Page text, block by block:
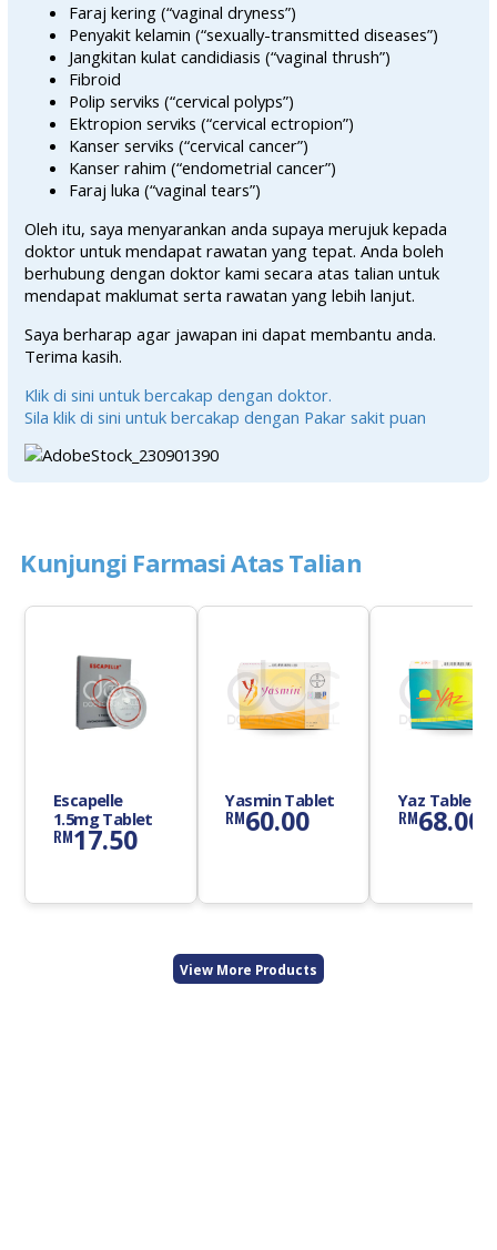
Faraj kering (“vaginal dryness”)
Penyakit kelamin (“sexually-transmitted diseases”)
Jangkitan kulat candidiasis (“vaginal thrush”)
Fibroid
Polip serviks (“cervical polyps”)
Ektropion serviks (“cervical ectropion”)
Kanser serviks (“cervical cancer”)
Kanser rahim (“endometrial cancer”)
Faraj luka (“vaginal tears”)
Oleh itu, saya menyarankan anda supaya merujuk kepada
doktor untuk mendapat rawatan yang tepat. Anda boleh
berhubung dengan doktor kami secara atas talian untuk
mendapat maklumat serta rawatan yang lebih lanjut.
Saya berharap agar jawapan ini dapat membantu anda.
Terima kasih.
Klik di sini untuk bercakap dengan doktor.
Sila klik di sini untuk bercakap dengan Pakar sakit puan
Kunjungi Farmasi Atas Talian
Escapelle
1.5mg Tablet
RM17.50
Yasmin Tablet
RM60.00
Yaz Tablet
RM68.00
View More Products